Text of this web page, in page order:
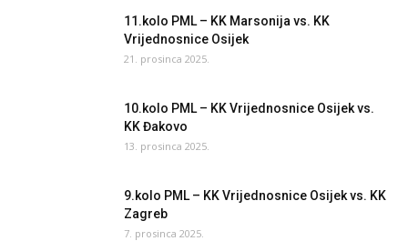
11.kolo PML – KK Marsonija vs. KK
Vrijednosnice Osijek
21. prosinca 2025.
10.kolo PML – KK Vrijednosnice Osijek vs.
KK Đakovo
13. prosinca 2025.
9.kolo PML – KK Vrijednosnice Osijek vs. KK
Zagreb
7. prosinca 2025.